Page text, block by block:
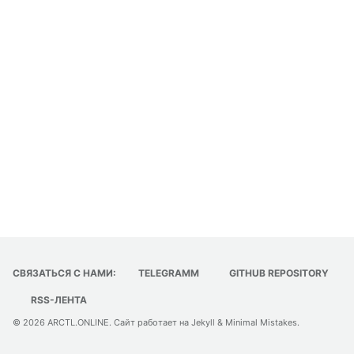
СВЯЗАТЬСЯ С НАМИ: TELEGRAMM GITHUB REPOSITORY
RSS-ЛЕНТА
© 2026 ARCTL.ONLINE. Сайт работает на Jekyll & Minimal Mistakes.